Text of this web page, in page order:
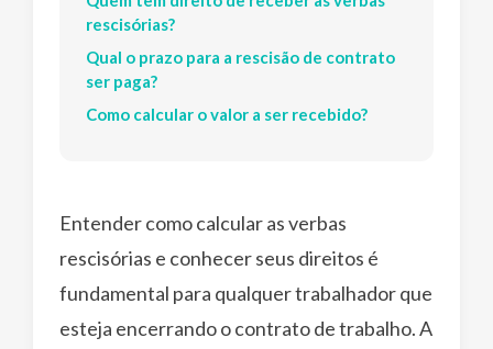
rescisórias?
Qual o prazo para a rescisão de contrato
ser paga?
Como calcular o valor a ser recebido?
Entender como calcular as verbas
rescisórias e conhecer seus direitos é
fundamental para qualquer trabalhador que
esteja encerrando o contrato de trabalho. A